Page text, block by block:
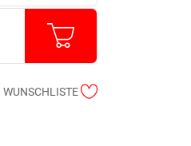
WUNSCHLISTE